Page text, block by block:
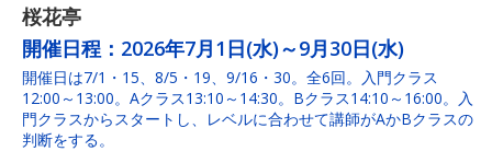
桜花亭
開催日程： 2026年7月1日(水)～9月30日(水)
開催日は7/1・15、8/5・19、9/16・30。全6回。入門クラス
12:00～13:00。Aクラス13:10～14:30。Bクラス14:10～16:00。入
門クラスからスタートし、レベルに合わせて講師がAかBクラスの
判断をする。